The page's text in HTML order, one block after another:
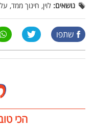
נושאים: לוין, חינוך ממד,
שתפו
הכי